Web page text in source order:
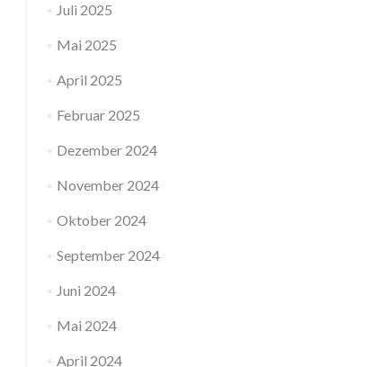
Juli 2025
Mai 2025
April 2025
Februar 2025
Dezember 2024
November 2024
Oktober 2024
September 2024
Juni 2024
Mai 2024
April 2024